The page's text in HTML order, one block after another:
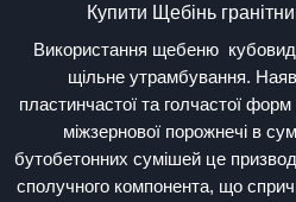
Купити Щебінь
Використання щебеню
щільне утрамбування.
пластинчастої та голчастої
міжзернової порожнечі в
бутобетонних сумішей це
сполучного компонента, що